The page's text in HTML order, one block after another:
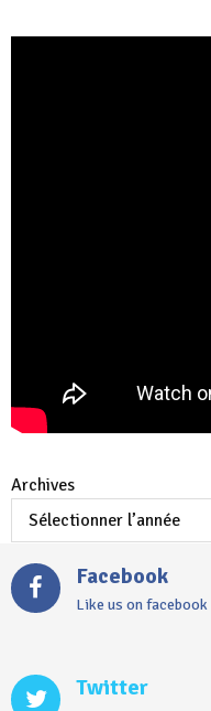
Archives
Facebook
Like us on facebook
Twitter